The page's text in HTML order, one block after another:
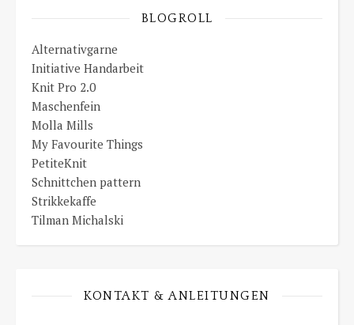
BLOGROLL
Alternativgarne
Initiative Handarbeit
Knit Pro 2.0
Maschenfein
Molla Mills
My Favourite Things
PetiteKnit
Schnittchen pattern
Strikkekaffe
Tilman Michalski
KONTAKT & ANLEITUNGEN